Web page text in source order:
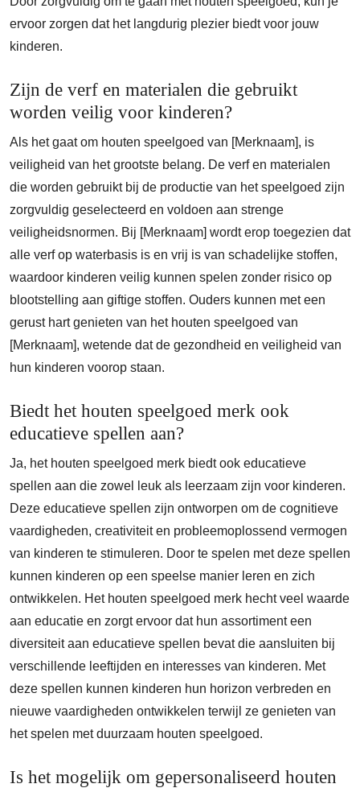
ervoor zorgen dat het langdurig plezier biedt voor jouw
kinderen.
Zijn de verf en materialen die gebruikt
worden veilig voor kinderen?
Als het gaat om houten speelgoed van [Merknaam], is
veiligheid van het grootste belang. De verf en materialen
die worden gebruikt bij de productie van het speelgoed zijn
zorgvuldig geselecteerd en voldoen aan strenge
veiligheidsnormen. Bij [Merknaam] wordt erop toegezien dat
alle verf op waterbasis is en vrij is van schadelijke stoffen,
waardoor kinderen veilig kunnen spelen zonder risico op
blootstelling aan giftige stoffen. Ouders kunnen met een
gerust hart genieten van het houten speelgoed van
[Merknaam], wetende dat de gezondheid en veiligheid van
hun kinderen voorop staan.
Biedt het houten speelgoed merk ook
educatieve spellen aan?
Ja, het houten speelgoed merk biedt ook educatieve
spellen aan die zowel leuk als leerzaam zijn voor kinderen.
Deze educatieve spellen zijn ontworpen om de cognitieve
vaardigheden, creativiteit en probleemoplossend vermogen
van kinderen te stimuleren. Door te spelen met deze spellen
kunnen kinderen op een speelse manier leren en zich
ontwikkelen. Het houten speelgoed merk hecht veel waarde
aan educatie en zorgt ervoor dat hun assortiment een
diversiteit aan educatieve spellen bevat die aansluiten bij
verschillende leeftijden en interesses van kinderen. Met
deze spellen kunnen kinderen hun horizon verbreden en
nieuwe vaardigheden ontwikkelen terwijl ze genieten van
het spelen met duurzaam houten speelgoed.
Is het mogelijk om gepersonaliseerd houten